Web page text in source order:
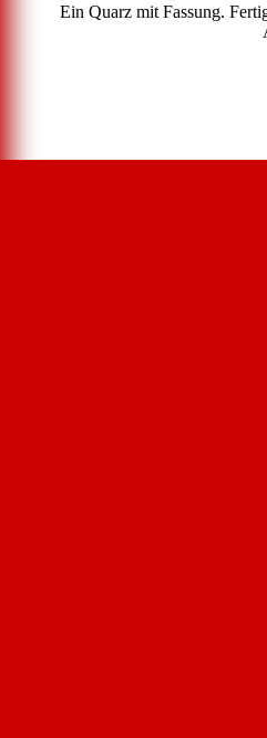
Ein Quarz mit Fassung.